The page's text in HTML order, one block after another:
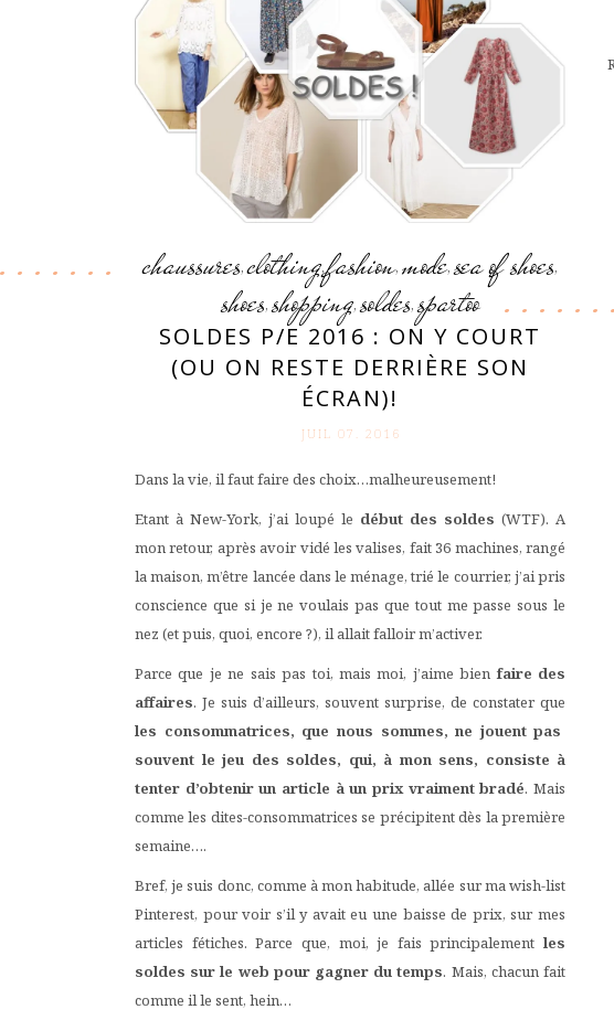
chaussures,clothing,fashion, mode, sea of shoes,
shoes, shopping, soldes, spartoo
SOLDES P/E 2016 : ON Y COURT
(OU ON RESTE DERRIÈRE SON
ÉCRAN)!
JUIL 07. 2016
Dans la vie, il faut faire des choix…malheureusement!
Etant à New-York, j’ai loupé le début des soldes (WTF). A
mon retour, après avoir vidé les valises, fait 36 machines, rangé
la maison, m’être lancée dans le ménage, trié le courrier, j’ai pris
conscience que si je ne voulais pas que tout me passe sous le
nez (et puis, quoi, encore ?), il allait falloir m’activer.
Parce que je ne sais pas toi, mais moi, j’aime bienfaire des
affaires. Je suis d’ailleurs, souvent surprise, de constater que
les consommatrices, que nous sommes, ne jouent pas
souvent le jeu des soldes, qui, à mon sens, consiste à
tenter d’obtenir un article à un prix vraiment bradé. Mais
comme les dites-consommatrices se précipitent dès la première
semaine….
Bref, je suis donc, comme à mon habitude, allée sur ma wish-list
Pinterest, pour voir s’il y avait eu une baisse de prix, sur mes
articles fétiches. Parce que, moi, je fais principalement les
soldes sur le web pour gagner du temps. Mais, chacun fait
comme il le sent, hein…